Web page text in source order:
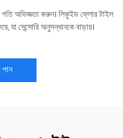
অভিজ্ঞতা করুন। লিকুইড ফ্লোর টাইল
যা সেন্সোরি অনুসন্ধানকে বাড়ায়।